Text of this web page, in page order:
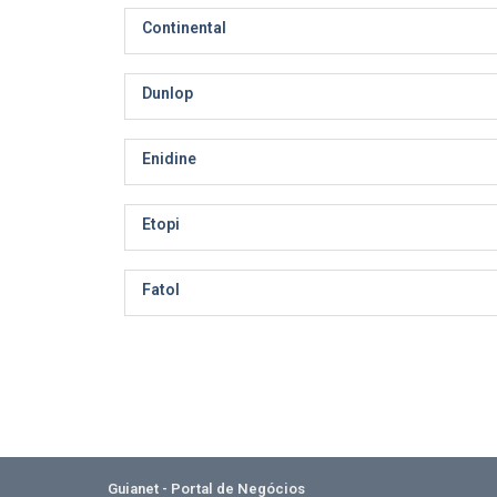
Continental
Dunlop
Enidine
Etopi
Fatol
Guianet - Portal de Negócios